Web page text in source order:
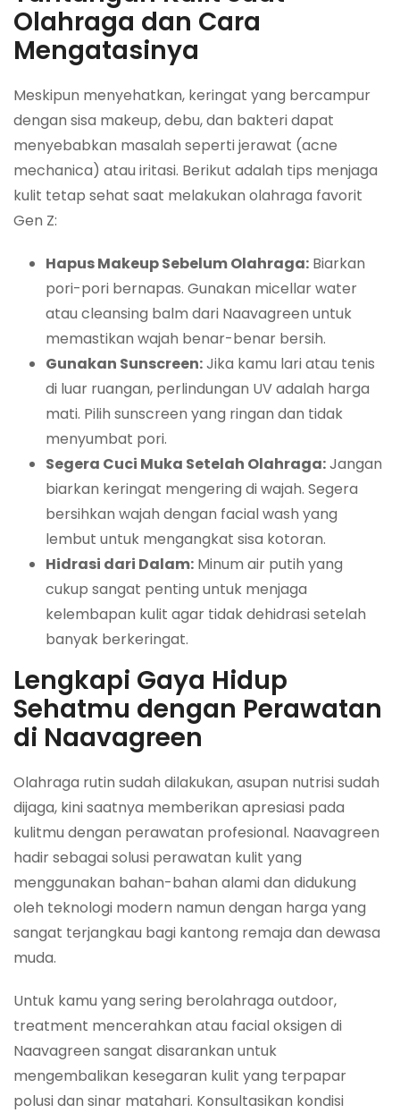
Olahraga dan Cara
Mengatasinya
Meskipun menyehatkan, keringat yang bercampur
dengan sisa makeup, debu, dan bakteri dapat
menyebabkan masalah seperti jerawat (acne
mechanica) atau iritasi. Berikut adalah tips menjaga
kulit tetap sehat saat melakukan olahraga favorit
Gen Z:
Hapus Makeup Sebelum Olahraga: Biarkan
pori-pori bernapas. Gunakan micellar water
atau cleansing balm dari Naavagreen untuk
memastikan wajah benar-benar bersih.
Gunakan Sunscreen:Jika kamu lari atau tenis
di luar ruangan, perlindungan UV adalah harga
mati. Pilih sunscreen yang ringan dan tidak
menyumbat pori.
Segera Cuci Muka Setelah Olahraga:Jangan
biarkan keringat mengering di wajah. Segera
bersihkan wajah dengan facial wash yang
lembut untuk mengangkat sisa kotoran.
Hidrasi dari Dalam: Minum air putih yang
cukup sangat penting untuk menjaga
kelembapan kulit agar tidak dehidrasi setelah
banyak berkeringat.
Lengkapi Gaya Hidup
Sehatmu dengan Perawatan
di Naavagreen
Olahraga rutin sudah dilakukan, asupan nutrisi sudah
dijaga, kini saatnya memberikan apresiasi pada
kulitmu dengan perawatan profesional. Naavagreen
hadir sebagai solusi perawatan kulit yang
menggunakan bahan-bahan alami dan didukung
oleh teknologi modern namun dengan harga yang
sangat terjangkau bagi kantong remaja dan dewasa
muda.
Untuk kamu yang sering berolahraga outdoor,
treatment mencerahkan atau facial oksigen di
Naavagreen sangat disarankan untuk
mengembalikan kesegaran kulit yang terpapar
polusi dan sinar matahari. Konsultasikan kondisi